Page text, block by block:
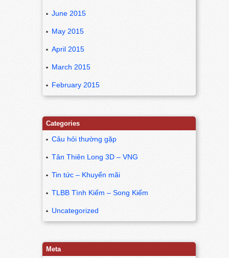
June 2015
May 2015
April 2015
March 2015
February 2015
Categories
Câu hỏi thường gặp
Tân Thiên Long 3D – VNG
Tin tức – Khuyến mãi
TLBB Tình Kiếm – Song Kiếm
Uncategorized
Meta